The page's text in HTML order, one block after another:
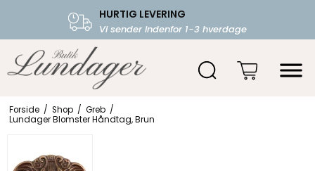
HURTIG LEVERING
Vi sender indenfor 1-3 hverdage
FRI FRAGT OVER 599.-
Starter fra 39,-
Forside / Shop / Greb /
Lundager Blomster Håndtag, Brun